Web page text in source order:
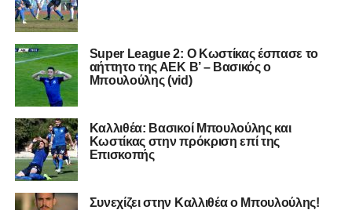
Super League 2: Ο Κωστίκας έσπασε το
αήττητο της ΑΕΚ Β’ – Βασικός ο
Μπουλούλης (vid)
Καλλιθέα: Βασικοί Μπουλούλης και
Κωστίκας στην πρόκριση επί της
Επισκοπής
Συνεχίζει στην Καλλιθέα ο Μπουλούλης!